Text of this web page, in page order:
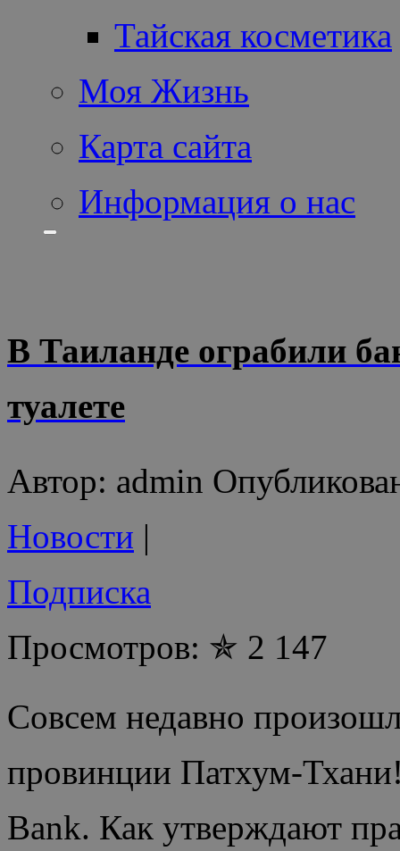
Тайская косметика
Моя Жизнь
Карта сайта
Информация о нас
В Таиланде ограбили
туалете
Автор: admin
Новости |
Подписка
Просмотров: ✯ 2 147
Совсем недавно
провинции Патхум-
Bank. Как утверждают